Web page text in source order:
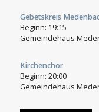
Gebetskreis
Beginn: 19:15
Gemeindehaus
Kirchenchor
Beginn: 20:00
Gemeindehaus